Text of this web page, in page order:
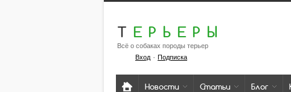
Т ЕРЬЕРЫ
Всё о собаках породы терьер
Вход· Подписка
Новости Статьи Блог